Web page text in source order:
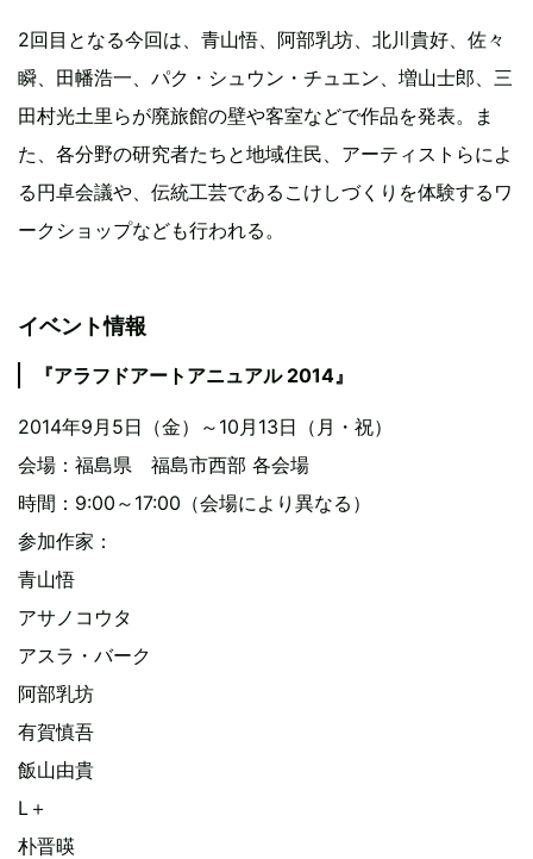
2回目となる今回は、青山悟、阿部乳坊、北川貴好、佐々
瞬、田幡浩一、パク・シュウン・チュエン、増山士郎、三
田村光土里らが廃旅館の壁や客室などで作品を発表。ま
た、各分野の研究者たちと地域住民、アーティストらによ
る円卓会議や、伝統工芸であるこけしづくりを体験するワ
ークショップなども行われる。
イベント情報
『アラフドアートアニュアル 2014』
2014年9月5日（金）～10月13日（月・祝）
会場：福島県 福島市西部 各会場
時間：9:00～17:00（会場により異なる）
参加作家：
青山悟
アサノコウタ
アスラ・バーク
阿部乳坊
有賀慎吾
飯山由貴
L＋
朴晋暎